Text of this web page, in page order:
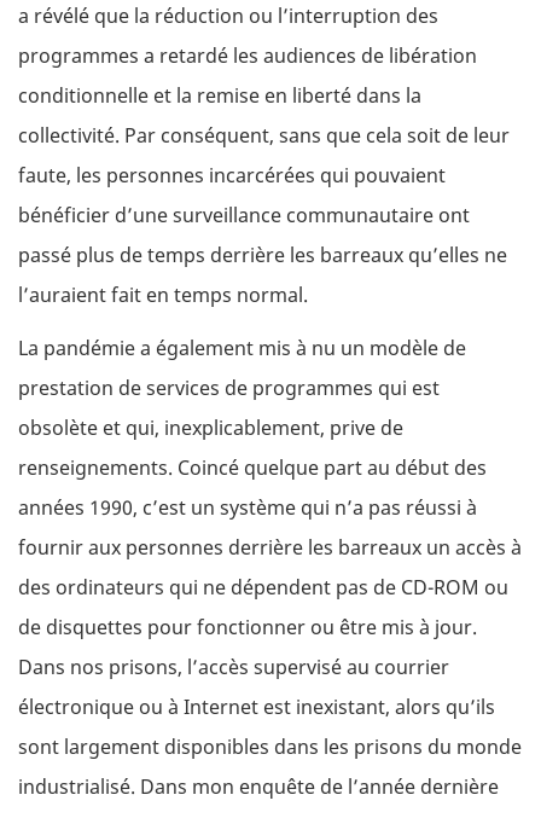
a révélé que la réduction ou l’interruption des
programmes a retardé les audiences de libération
conditionnelle et la remise en liberté dans la
collectivité. Par conséquent, sans que cela soit de leur
faute, les personnes incarcérées qui pouvaient
bénéficier d’une surveillance communautaire ont
passé plus de temps derrière les barreaux qu’elles ne
l’auraient fait en temps normal.
La pandémie a également mis à nu un modèle de
prestation de services de programmes qui est
obsolète et qui, inexplicablement, prive de
renseignements. Coincé quelque part au début des
années 1990, c’est un système qui n’a pas réussi à
fournir aux personnes derrière les barreaux un accès à
des ordinateurs qui ne dépendent pas de CD-ROM ou
de disquettes pour fonctionner ou être mis à jour.
Dans nos prisons, l’accès supervisé au courrier
électronique ou à Internet est inexistant, alors qu’ils
sont largement disponibles dans les prisons du monde
industrialisé. Dans mon enquête de l’année dernière